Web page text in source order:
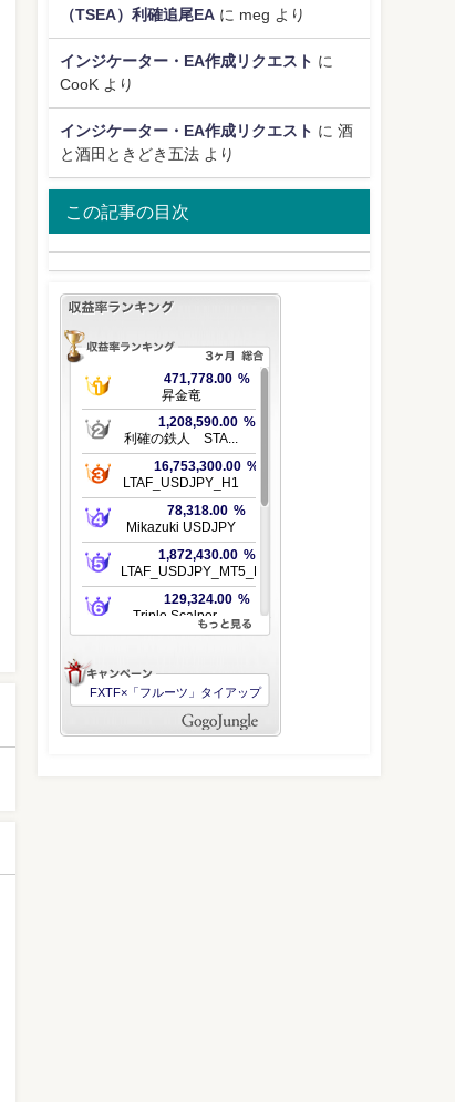
（TSEA）利確追尾EA に meg より
インジケーター・EA作成リクエスト に
CooKより
インジケーター・EA作成リクエスト に 酒
と酒田ときどき五法より
この記事の目次